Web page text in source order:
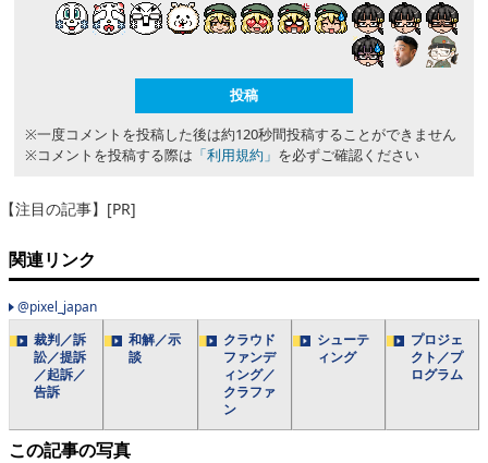
※一度コメントを投稿した後は約120秒間投稿することができません
※コメントを投稿する際は 「利用規約」 を必ずご確認ください
【注目の記事】[PR]
関連リンク
@pixel_japan
裁判／訴
訟／提訴
／起訴／
告訴
和解／示
談
クラウド
ファンデ
ィング／
クラファ
ン
シューテ
ィング
プロジェ
クト／プ
ログラム
この記事の写真